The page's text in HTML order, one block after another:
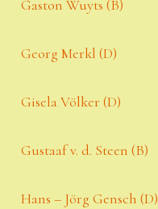
Gaston Wuyts (B)
Georg Merkl (D)
Gisela Völker (D)
Gustaaf v. d. Steen (B)
Hans – Jörg Gensch (D)